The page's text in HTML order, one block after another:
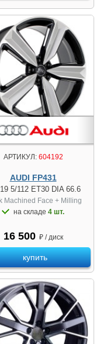
АРТИКУЛ:604192
AUDI FP431
5/112 ET30 DIA 66.6
Machined Face + Milling
на складе 4 шт.
16 500 ₽ / диск
купить